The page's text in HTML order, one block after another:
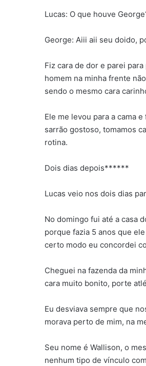
Lucas: O que houve
George: Aiii aii seu doido,
Fiz cara de dor e parei
homem na minha frente
sendo o mesmo cara
Ele me levou para a cama
sarrão gostoso, tomamos
rotina.
Dois dias depois******
Lucas veio nos dois dias
No domingo fui até a casa
porque fazia 5 anos que
certo modo eu concordei
Cheguei na fazenda da
cara muito bonito, porte
Eu desviava sempre que
morava perto de mim, na
Seu nome é Wallison, o
nenhum tipo de vínculo